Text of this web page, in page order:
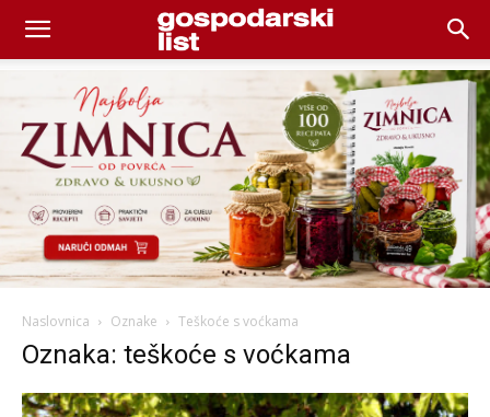
Naslovnica Oznake Teškoće s voćkama
Oznaka: teškoće s voćkama